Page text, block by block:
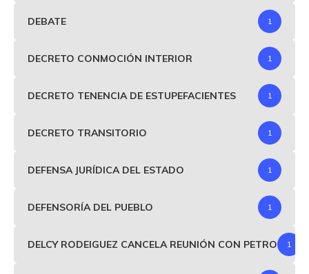
DEBATE 1
DECRETO CONMOCIÓN INTERIOR 1
DECRETO TENENCIA DE ESTUPEFACIENTES 1
DECRETO TRANSITORIO 1
DEFENSA JURÍDICA DEL ESTADO 1
DEFENSORÍA DEL PUEBLO 1
DELCY RODEIGUEZ CANCELA REUNIÓN CON PETRO 1